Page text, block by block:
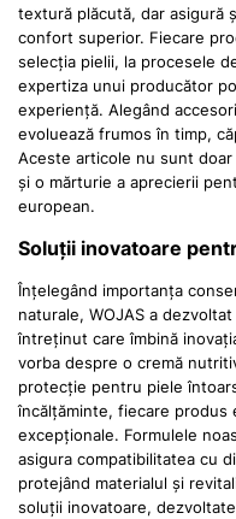
textură plăcută, dar asigură
confort superior. Fiecare
selecția pielii, la procesele
expertiza unui producător
experiență. Alegând
evoluează frumos în timp,
Aceste articole nu sunt
și o mărturie a aprecierii
european.
Soluții inovatoare
Înțelegând importanța
naturale, WOJAS a
întreținut care îmbină
vorba despre o cremă
protecție pentru piele
încălțăminte, fiecare
excepționale. Formulele
asigura compatibilitatea cu
protejând materialul și
soluții inovatoare,